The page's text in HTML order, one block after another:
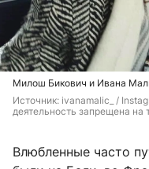
Милош Бикович и Ивана
Источник: ivanamalic_ /
деятельность запрещена на
Влюбленные часто